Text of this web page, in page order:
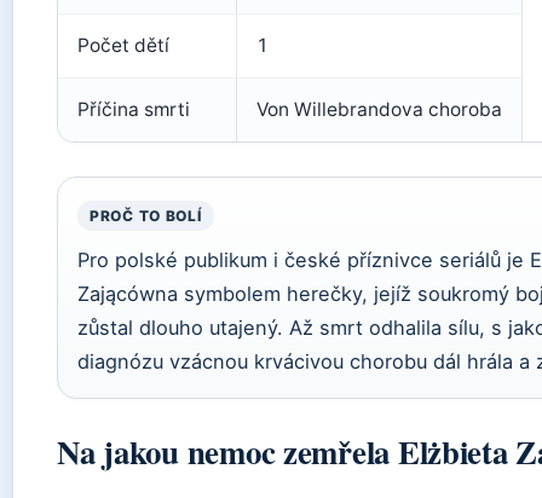
Počet dětí 1
Příčina smrti Von Willebrandova choroba
PROČ TO BOLÍ
Pro polské publikum i české příznivce seriálů je
Zającówna symbolem herečky, jejíž soukromý
zůstal dlouho utajený. Až smrt odhalila sílu, s
diagnózu vzácnou krvácivou chorobu dál hrála a
Na jakou nemoc zemřela Elżbieta